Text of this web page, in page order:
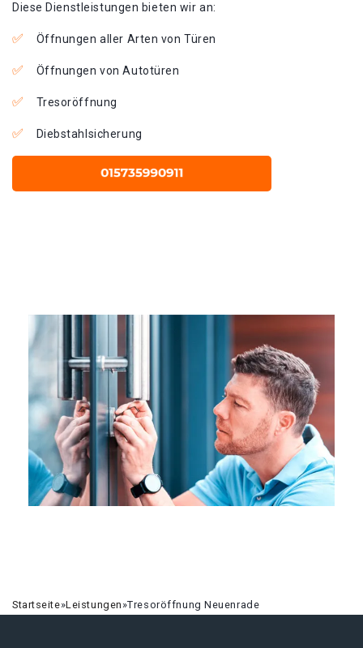
Diese Dienstleistungen bieten wir an:
Öffnungen aller Arten von Türen
Öffnungen von Autotüren
Tresoröffnung
Diebstahlsicherung
Startseite»Leistungen»Tresoröffnung Neuenrade